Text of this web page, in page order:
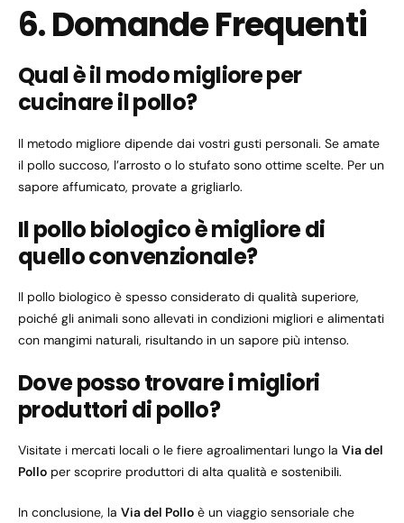
6. Domande Frequenti
Qual è il modo migliore per
cucinare il pollo?
Il metodo migliore dipende dai vostri gusti personali. Se amate
il pollo succoso, l’arrosto o lo stufato sono ottime scelte. Per un
sapore affumicato, provate a grigliarlo.
Il pollo biologico è migliore di
quello convenzionale?
Il pollo biologico è spesso considerato di qualità superiore,
poiché gli animali sono allevati in condizioni migliori e alimentati
con mangimi naturali, risultando in un sapore più intenso.
Dove posso trovare i migliori
produttori di pollo?
Visitate i mercati locali o le fiere agroalimentari lungo la Via del
Pollo per scoprire produttori di alta qualità e sostenibili.
In conclusione, la Via del Pollo è un viaggio sensoriale che